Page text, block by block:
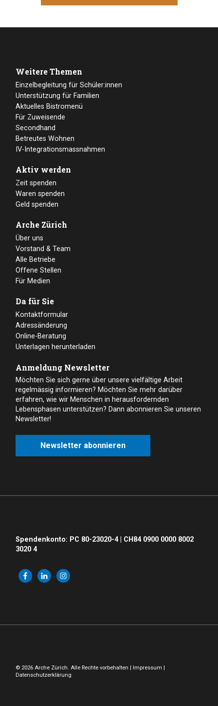
Weitere Themen
Einzelbegleitung für Schüler:innen
Unterstützung für Familien
Aktuelles Bistromenü
Für Zuweisende
Secondhand
Betreutes Wohnen
IV-Integrationsmassnahmen
Aktiv werden
Zeit spenden
Waren spenden
Geld spenden
Arche Zürich
Über uns
Vorstand & Team
Alle Betriebe
Offene Stellen
Für Medien
Da für Sie
Kontaktformular
Adressänderung
Online-Beratung
Unterlagen herunterladen
Anmeldung Newsletter
Möchten Sie sich gerne über unsere vielfältige Arbeit
regelmässig informieren? Möchten Sie mehr darüber
erfahren, wie wir Menschen in herausfordernden
Lebensphasen unterstützen? Dann abonnieren Sie unseren
Newsletter!
Newsletter abonnieren
Spendenkonto: PC 80-23020-4 | CH84 0900 0000 8002
3020 4
© 2026 Arche Zürich. Alle Rechte vorbehalten | Impressum |
Datenschutzerklärung